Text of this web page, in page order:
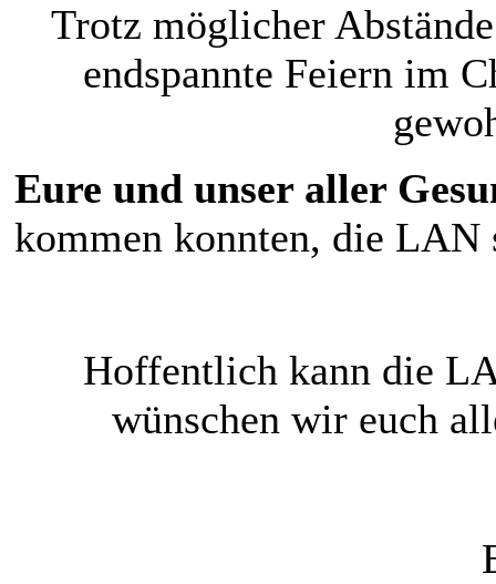
Trotz möglicher
endspannte Feiern im
Eure und unser aller
kommen konnten, die LAN
Hoffentlich kann die
wünschen wir euch